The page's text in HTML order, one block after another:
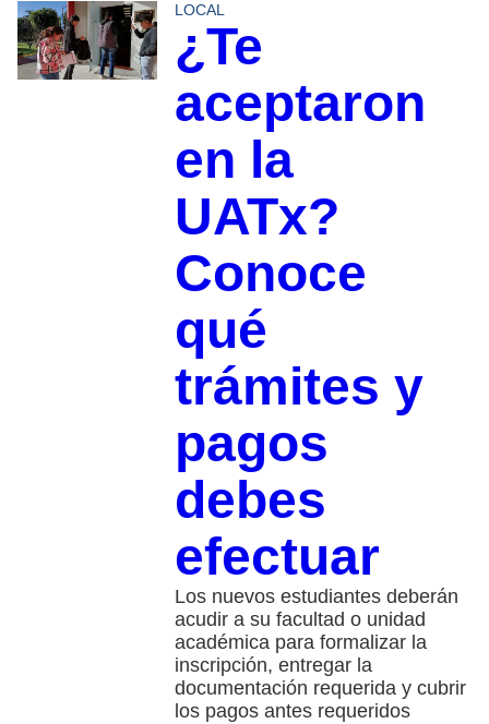
LOCAL
¿Te
aceptaron
en la
UATx?
Conoce
qué
trámites y
pagos
debes
efectuar
Los nuevos estudiantes deberán
acudir a su facultad o unidad
académica para formalizar la
inscripción, entregar la
documentación requerida y cubrir
los pagos antes requeridos